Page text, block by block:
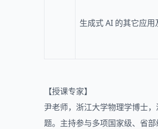
生成式 AI 的其它应
【授课专家】
尹老师，浙江大学物理学博士
题。主持参与多项国家级、省